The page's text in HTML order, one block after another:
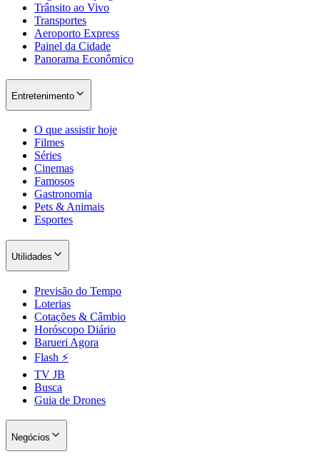
Trânsito ao Vivo
Transportes
Aeroporto Express
Painel da Cidade
Panorama Econômico
Entretenimento
O que assistir hoje
Filmes
Séries
Cinemas
Famosos
Gastronomia
Pets & Animais
Esportes
Utilidades
Previsão do Tempo
Loterias
Cotações & Câmbio
Horóscopo Diário
Barueri Agora
Flash ⚡
TV JB
Busca
Guia de Drones
Negócios